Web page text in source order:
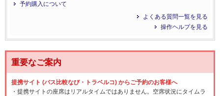
予約購入について
よくある質問一覧を見る
操作ヘルプを見る
重要なご案内
提携サイト (バス比較なび・トラベルコ) からご予約のお客様へ
・提携サイトの座席はリアルタイムではありません。空席状況にタイムラ